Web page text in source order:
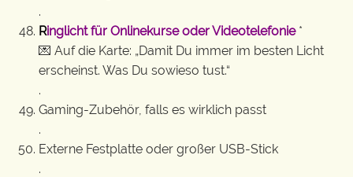
.
Ringlicht für Onlinekurse oder Videotelefonie*
💌 Auf die Karte: „Damit Du immer im besten Licht
erscheinst. Was Du sowieso tust.“
.
Gaming-Zubehör, falls es wirklich passt
.
Externe Festplatte oder großer USB-Stick
.